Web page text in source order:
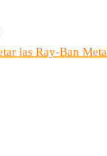
las Ray-Ban Meta